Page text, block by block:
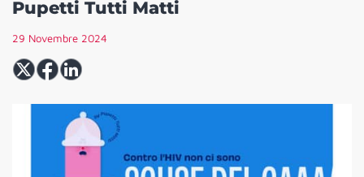
Pupetti Tutti Matti
29 Novembre 2024